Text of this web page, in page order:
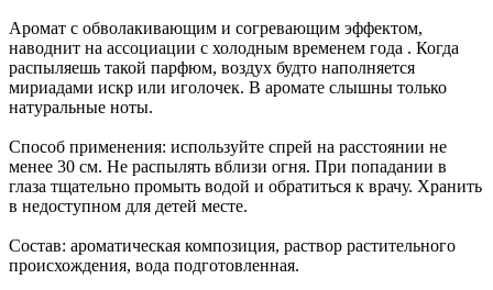
Аромат с обволакивающим и согревающим эффектом,
наводнит на ассоциации с холодным временем года . Когда
распыляешь такой парфюм, воздух будто наполняется
мириадами искр или иголочек. В аромате слышны только
натуральные ноты.
Способ применения: используйте спрей на расстоянии не
менее 30 см. Не распылять вблизи огня. При попадании в
глаза тщательно промыть водой и обратиться к врачу. Хранить
в недоступном для детей месте.
Состав: ароматическая композиция, раствор растительного
происхождения, вода подготовленная.